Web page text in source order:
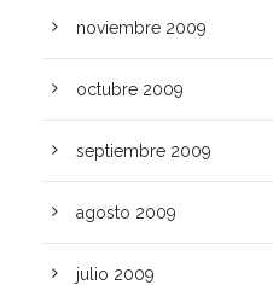
noviembre 2009
octubre 2009
septiembre 2009
agosto 2009
julio 2009